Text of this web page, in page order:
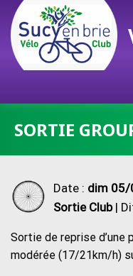
contenu
SORTIE
Date : dim
Sortie Club|
Sortie de reprise d’une
modérée (17/21km/h)